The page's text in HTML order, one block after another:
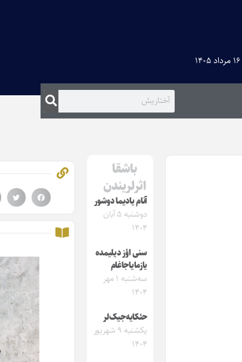
باشقا
اثرلریندن
آنام یادیما دوشور
دوشنبه ۵ آبان
۱۴۰۴
سنی اؤز دیلیمده
یازمایاجاغام
سه‌شنبه ۱ مهر
۱۴۰۴
حئکایه‌جیک‌لر
یکشنبه ۹ شهریور
۱۴۰۴